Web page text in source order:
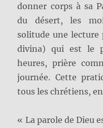
donner corps à sa
du désert, les
solitude une
divina) qui est le
heures, prière
journée. Cette
tous les chrétiens,
« La parole de Dieu